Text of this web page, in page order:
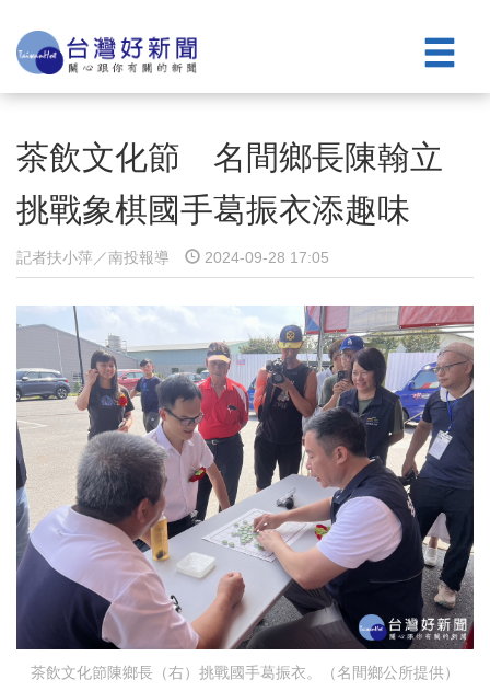
茶飲文化節 名間鄉長陳翰立
挑戰象棋國手葛振衣添趣味
記者扶小萍／南投報導 2024-09-28 17:05
茶飲文化節陳鄉長（右）挑戰國手葛振衣。（名間鄉公所提供）